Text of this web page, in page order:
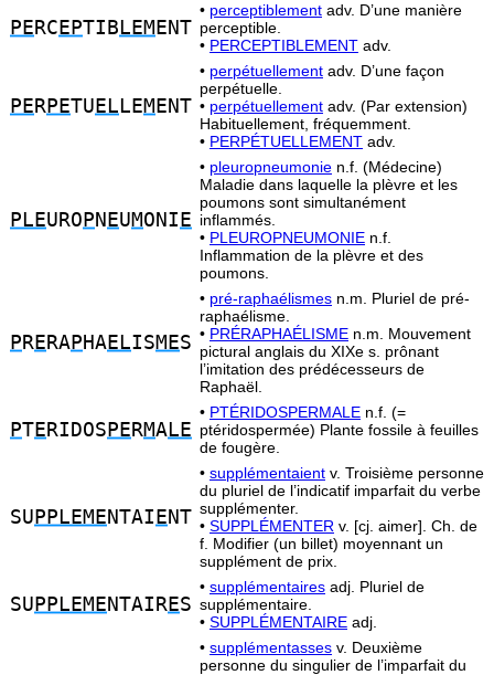
PE RC EPTIB LEM ENT
• perceptiblement adv. D’une manière
perceptible.
• PERCEPTIBLEMENT adv.
PE RPETU EL LEM ENT
• perpétuellement adv. D’une façon
perpétuelle.
• perpétuellement adv. (Par extension)
Habituellement, fréquemment.
• PERPÉTUELLEMENT adv.
PLEURO P N EUMONI E
• pleuropneumonie n.f. (Médecine)
Maladie dans laquelle la plèvre et les
poumons sont simultanément
inflammés.
• PLEUROPNEUMONIE n.f.
Inflammation de la plèvre et des
poumons.
P RE RAP HAELISMES
• pré-raphaélismes n.m. Pluriel de pré-
raphaélisme.
• PRÉRAPHAÉLISME n.m. Mouvement
pictural anglais du XIXe s. prônant
l’imitation des prédécesseurs de
Raphaël.
PTE RIDOS PE RMALE
• PTÉRIDOSPERMALE n.f. (=
ptéridospermée) Plante fossile à feuilles
de fougère.
SU PPLEME NTAI E NT
• supplémentaient v. Troisième personne
du pluriel de l’indicatif imparfait du verbe
supplémenter.
• SUPPLÉMENTER v. [cj. aimer]. Ch. de
f. Modifier (un billet) moyennant un
supplément de prix.
SU PPLEME NTAIRES
• supplémentaires adj. Pluriel de
supplémentaire.
• SUPPLÉMENTAIRE adj.
• supplémentasses v. Deuxième
personne du singulier de l’imparfait du